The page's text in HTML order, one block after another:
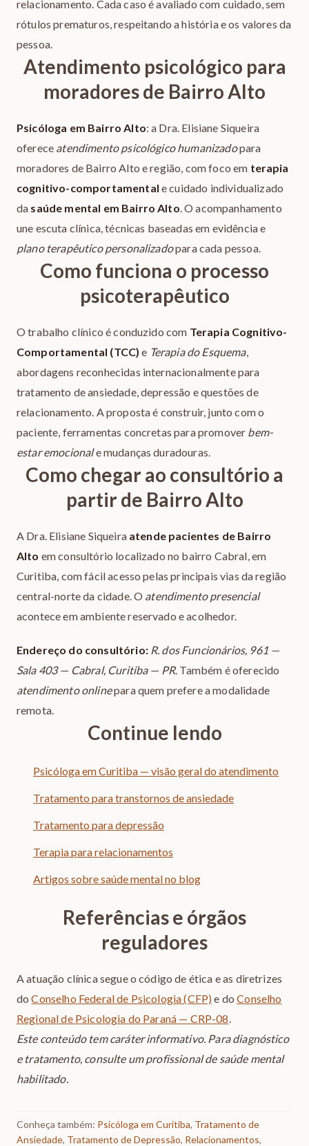
relacionamento. Cada caso é avaliado com cuidado, sem
rótulos prematuros, respeitando a história e os valores da
pessoa.
Atendimento psicológico para
moradores de Bairro Alto
Psicóloga em Bairro Alto: a Dra. Elisiane Siqueira
oferece atendimento psicológico humanizadopara
moradores de Bairro Alto e região, com foco em terapia
cognitivo-comportamental e cuidado individualizado
da saúde mental em Bairro Alto. O acompanhamento
une escuta clínica, técnicas baseadas em evidência e
plano terapêutico personalizadopara cada pessoa.
Como funciona o processo
psicoterapêutico
O trabalho clínico é conduzido com Terapia Cognitivo-
Comportamental (TCC) e Terapia do Esquema,
abordagens reconhecidas internacionalmente para
tratamento de ansiedade, depressão e questões de
relacionamento. A proposta é construir, junto com o
paciente, ferramentas concretas para promover bem-
estar emocionale mudanças duradouras.
Como chegar ao consultório a
partir de Bairro Alto
A Dra. Elisiane Siqueira atende pacientes de Bairro
Alto em consultório localizado no bairro Cabral, em
Curitiba, com fácil acesso pelas principais vias da região
central-norte da cidade. O atendimento presencial
acontece em ambiente reservado e acolhedor.
Endereço do consultório: R. dos Funcionários, 961 —
Sala 403 — Cabral, Curitiba — PR. Também é oferecido
atendimento onlinepara quem prefere a modalidade
remota.
Continue lendo
Psicóloga em Curitiba — visão geral do atendimento
Tratamento para transtornos de ansiedade
Tratamento para depressão
Terapia para relacionamentos
Artigos sobre saúde mental no blog
Referências e órgãos
reguladores
A atuação clínica segue o código de ética e as diretrizes
doConselho Federal de Psicologia (CFP)e doConselho
Regional de Psicologia do Paraná — CRP-08.
Este conteúdo tem caráter informativo. Para diagnóstico
e tratamento, consulte um profissional de saúde mental
habilitado.
Conheça também: Psicóloga em Curitiba, Tratamento de
Ansiedade, Tratamento de Depressão, Relacionamentos,